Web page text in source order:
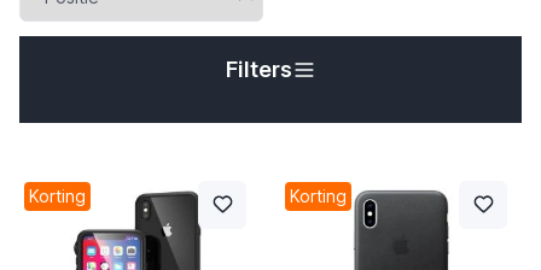
Filters
Korting Korting